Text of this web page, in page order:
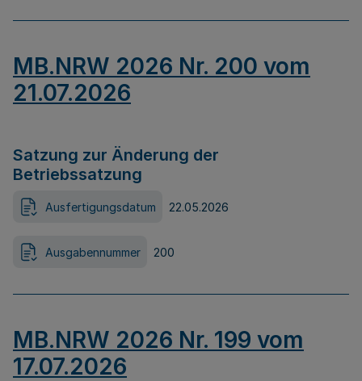
MB.NRW 2026 Nr. 200 vom
21.07.2026
Satzung zur Änderung der
Betriebssatzung
Ausfertigungsdatum 22.05.2026
Ausgabennummer 200
MB.NRW 2026 Nr. 199 vom
17.07.2026